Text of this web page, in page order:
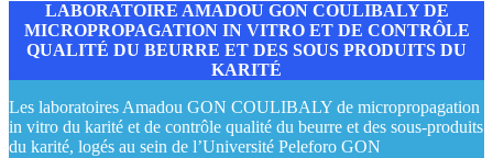
LABORATOIRE AMADOU GON COULIBALY DE
MICROPROPAGATION IN VITRO ET DE CONTRÔLE
QUALITÉ DU BEURRE ET DES SOUS PRODUITS DU
KARITÉ
Les laboratoires Amadou GON COULIBALY de micropropagation
in vitro du karité et de contrôle qualité du beurre et des sous-produits
du karité, logés au sein de l’Université Peleforo GON